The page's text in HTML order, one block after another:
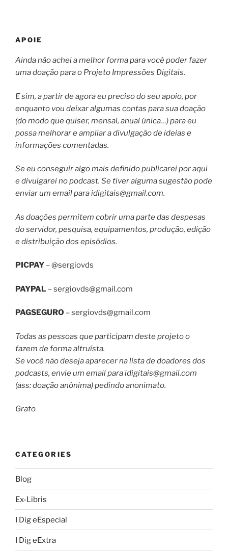
APOIE
Ainda não achei a melhor forma para você poder fazer
uma doação para o Projeto Impressões Digitais.
E sim, a partir de agora eu preciso do seu apoio, por
enquanto vou deixar algumas contas para sua doação
(do modo que quiser, mensal, anual única…) para eu
possa melhorar e ampliar a divulgação de ideias e
informações comentadas.
Se eu conseguir algo mais definido publicarei por aqui
e divulgarei no podcast. Se tiver alguma sugestão pode
enviar um email paraidigitais@gmail.com.
As doações permitem cobrir uma parte das despesas
do servidor, pesquisa, equipamentos, produção, edição
e distribuição dos episódios.
PICPAY – @sergiovds
PAYPAL –sergiovds@gmail.com
PAGSEGURO –sergiovds@gmail.com
Todas as pessoas que participam deste projeto o
fazem de forma altruísta.
Se você não deseja aparecer na lista de doadores dos
podcasts, envie um email paraidigitais@gmail.com
(ass: doação anônima) pedindo anonimato.
Grato
CATEGORIES
Blog
Ex-Libris
I Dig eEspecial
I Dig eExtra